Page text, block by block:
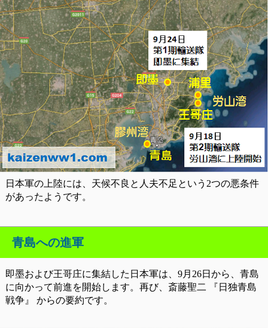
日本軍の上陸には、天候不良と人夫不足という2つの悪条件
があったようです。
青島への進軍
即墨および王哥庄に集結した日本軍は、9月26日から、青島
に向かって前進を開始します。再び、斎藤聖二 『日独青島
戦争』 からの要約です。